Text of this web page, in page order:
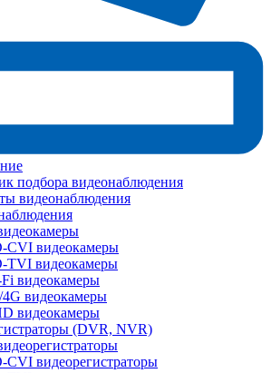
подбора видеонаблюдения
видеонаблюдения
CVI видеокамеры
TVI видеокамеры
видеокамеры
видеокамеры
видеокамеры
(DVR, NVR)
CVI видеорегистраторы